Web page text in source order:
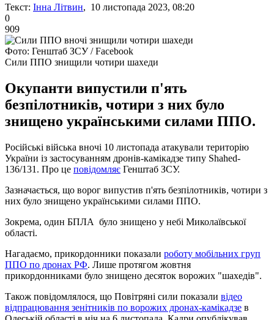
Текст: Інна Літвин, 10 листопада 2023, 08:20
0
909
Фото: Генштаб ЗСУ / Facebook
Сили ППО знищили чотири шахеди
Окупанти випустили п'ять
безпілотників, чотири з них було
знищено українськими силами ППО.
Російські війська вночі 10 листопада атакували територію
України із застосуванням дронів-камікадзе типу Shahed-
136/131. Про це повідомляє Генштаб ЗСУ.
Зазначається, що ворог випустив п'ять безпілотників, чотири з
них було знищено українськими силами ППО.
Зокрема, один БПЛА було знищено у небі Миколаївської
області.
Нагадаємо, прикордонники показали роботу мобільних груп
ППО по дронах РФ. Лише протягом жовтня
прикордонниками було знищено десяток ворожих "шахедів".
Також повідомлялося, що Повітряні сили показали відео
відпрацювання зенітників по ворожих дронах-камікадзе в